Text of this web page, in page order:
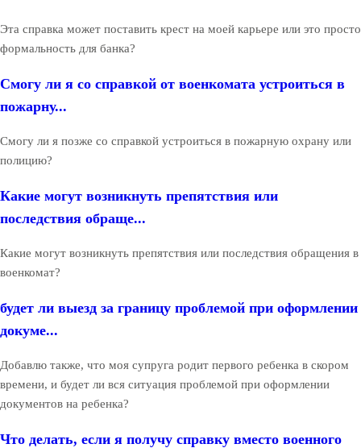
Эта справка может поставить крест на моей карьере или это просто
формальность для банка?
Смогу ли я со справкой от военкомата устроиться в
пожарну...
Смогу ли я позже со справкой устроиться в пожарную охрану или
полицию?
Какие могут возникнуть препятствия или
последствия обраще...
Какие могут возникнуть препятствия или последствия обращения в
военкомат?
будет ли выезд за границу проблемой при оформлении
докуме...
Добавлю также, что моя супруга родит первого ребенка в скором
времени, и будет ли вся ситуация проблемой при оформлении
документов на ребенка?
Что делать, если я получу справку вместо военного